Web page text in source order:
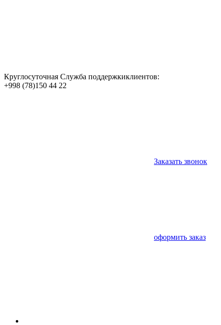
Круглосуточная Служба поддержкиклиентов:
+998 (78)150 44 22
Заказать звонок
оформить заказ